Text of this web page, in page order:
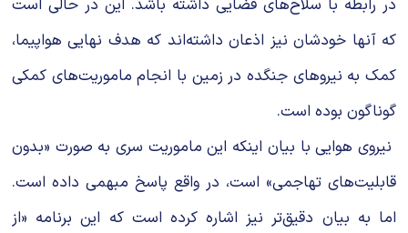
در رابطه با سلاح‌های فضایی داشته باشد. این در حالی است
که آنها خودشان نیز اذعان داشته‌اند که هدف نهایی هواپیما،
کمک به نیروهای جنگده در زمین با انجام ماموریت‌های کمکی
گوناگون بوده است.
نیروی هوایی با بیان اینکه این ماموریت سری به صورت «بدون
قابلیت‌های تهاجمی» است، در واقع پاسخ مبهمی داده است.
اما به بیان دقیق‌تر نیز اشاره کرده است که این برنامه «از